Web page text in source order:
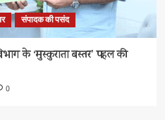
संपादक की पसंद
के ‘मुस्कुराता बस्तर’ पहल की
0